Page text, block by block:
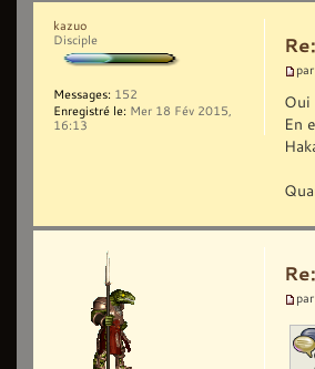
par
Oui
En
kazuo
Disciple
Messages: 152
Enregistré le: Mer 18 Fév 2015,
16:13
par